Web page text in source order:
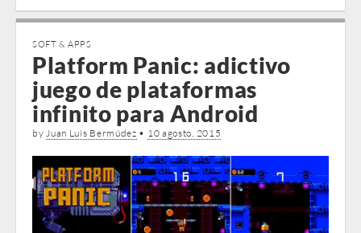
SOFT & APPS
Platform Panic: adictivo
juego de plataformas
infinito para Android
by Juan Luis Bermúdez • 10 agosto, 2015